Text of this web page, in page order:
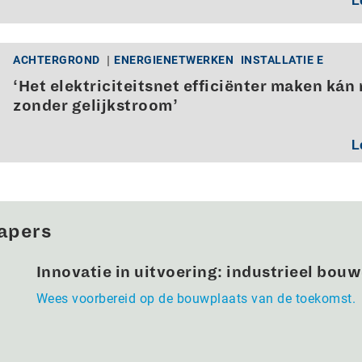
ACHTERGROND ENERGIENETWERKEN INSTALLATIE E
‘Het elektriciteitsnet efficiënter maken kán
zonder gelijkstroom’
Innovatie in uitvoering: industrieel
Wees voorbereid op de bouwplaats van de toekomst.